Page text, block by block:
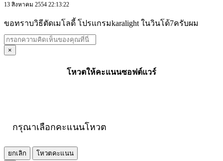
13 สิงหาคม 2554 22:13:22
ขอทราบวิธีตัดเมโลดี้ โปรแกรมkaralight ในวินโด้7ครับผม
×
โหวตให้คะแนนซอฟต์แวร์
กรุณาเลือกคะแนนโหวต
ยกเลิก
โหวตคะแนน